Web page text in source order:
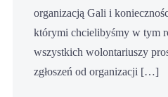
organizacją Gali i
którymi chcielibyśmy w tym
wszystkich wolontariuszy
zgłoszeń od organizacji […]